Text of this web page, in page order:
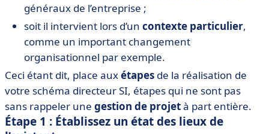
généraux de l’entreprise ;
soit il intervient lors d’un contexte particulier,
comme un important changement
organisationnel par exemple.
Ceci étant dit, place auxétapes de la réalisation de
votre schéma directeur SI, étapes qui ne sont pas
sans rappeler une gestion de projetà part entière.
Étape 1 : Établissez un état des lieux de